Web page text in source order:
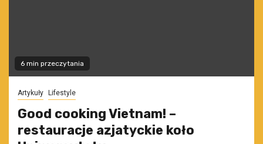
6 min przeczytania
Artykuły Lifestyle
Good cooking Vietnam! –
restauracje azjatyckie koło